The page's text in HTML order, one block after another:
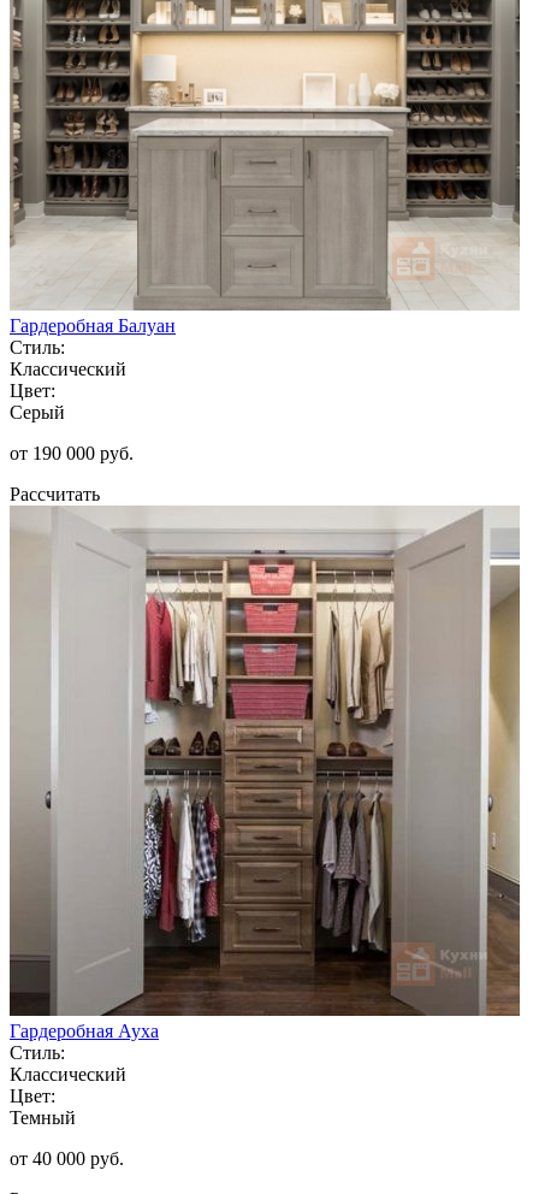
Гардеробная Балуан
Стиль:
Классический
Цвет:
Серый
от 190 000 руб.
Рассчитать
Гардеробная Ауха
Стиль:
Классический
Цвет:
Темный
от 40 000 руб.